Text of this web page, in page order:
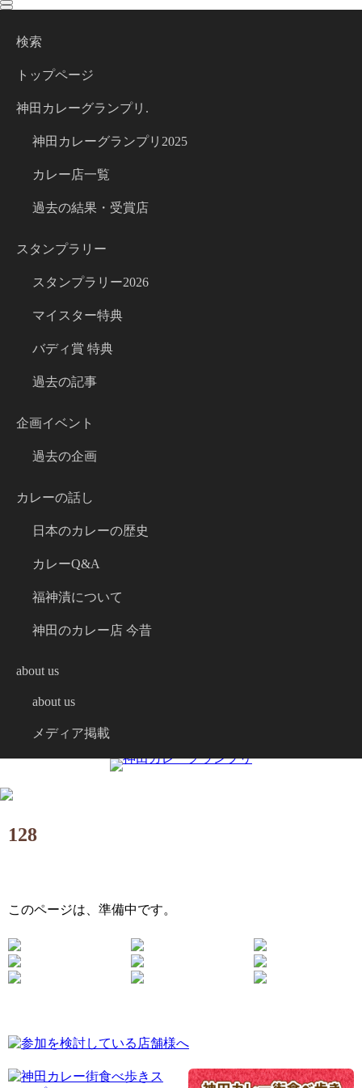
toggle
toggle
検索
トップページ
神田カレーグランプリ.
神田カレーグランプリ2025
カレー店一覧
過去の結果・受賞店
スタンプラリー
スタンプラリー2026
マイスター特典
バディ賞 特典
過去の記事
企画イベント
過去の企画
カレーの話し
日本のカレーの歴史
カレーQ&A
福神漬について
神田のカレー店 今昔
about us
about us
メディア掲載
128
このページは、準備中です。